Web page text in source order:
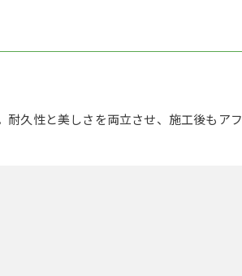
久性と美しさを両立させ、施工後もアフ